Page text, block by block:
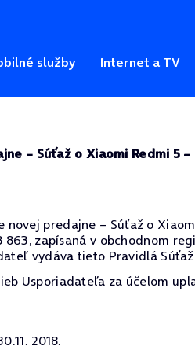
služby Internet a TV
– Súťaž o Xiaomi Redmi 5 –
predajne – Súťaž o
863, zapísaná v obchodnom
vydáva tieto Pravidlá
Usporiadateľa za účelom
2018.